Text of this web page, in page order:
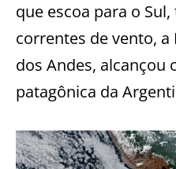
que escoa para o
correntes de vento, a
dos Andes, alcançou
patagônica da